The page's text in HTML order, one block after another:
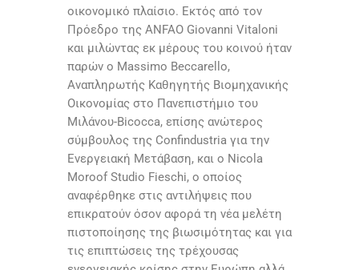
οικονομικό πλαίσιο. Εκτός από τον
Πρόεδρο της ANFAO Giovanni Vitaloni
και μιλώντας εκ μέρους του κοινού ήταν
παρών ο Massimo Beccarello,
Αναπληρωτής Καθηγητής Βιομηχανικής
Οικονομίας στο Πανεπιστήμιο του
Μιλάνου-Bicocca, επίσης ανώτερος
σύμβουλος της Confindustria για την
Ενεργειακή Μετάβαση, και ο Nicola
Moroof Studio Fieschi, ο οποίος
αναφέρθηκε στις αντιλήψεις που
επικρατούν όσον αφορά τη νέα μελέτη
πιστοποίησης της βιωσιμότητας και για
τις επιπτώσεις της τρέχουσας